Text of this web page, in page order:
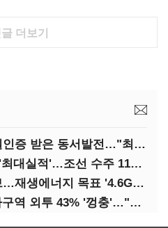
더보기
'환경감시' 데이터 품질인증 받은 동서발전…"최고등급 획득"
한국 조선업 8년 만에 '최대실적'…조선 수주 112% '껑충'
정부 '태양광' 드라이브…재생에너지 목표 '4.6GW 초과' 달성
(영상)코로나에도 경자구역 외투 43% '껑충'…"의약·바이오 투자 늘어"